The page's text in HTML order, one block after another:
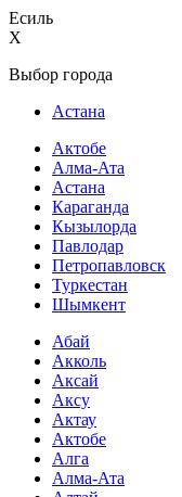
Есиль
X
Выбор города
Астана
Актобе
Алма-Ата
Астана
Караганда
Кызылорда
Павлодар
Петропавловск
Туркестан
Шымкент
Абай
Акколь
Аксай
Аксу
Актау
Актобе
Алга
Алма-Ата